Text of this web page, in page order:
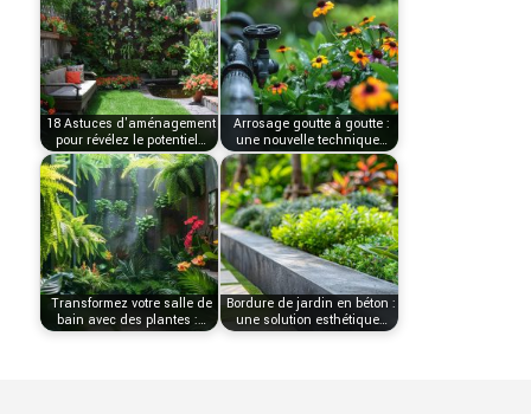
18 Astuces d'aménagement
pour révélez le potentiel…
Arrosage goutte à goutte :
une nouvelle technique…
Transformez votre salle de
bain avec des plantes :…
Bordure de jardin en béton :
une solution esthétique…